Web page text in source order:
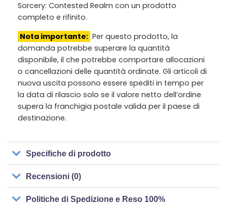
Sorcery: Contested Realm con un prodotto
completo e rifinito.
Nota importante: Per questo prodotto, la
domanda potrebbe superare la quantità
disponibile, il che potrebbe comportare allocazioni
o cancellazioni delle quantità ordinate. Gli articoli di
nuova uscita possono essere spediti in tempo per
la data di rilascio solo se il valore netto dell’ordine
supera la franchigia postale valida per il paese di
destinazione.
Specifiche di prodotto
Recensioni (0)
Politiche di Spedizione e Reso 100%